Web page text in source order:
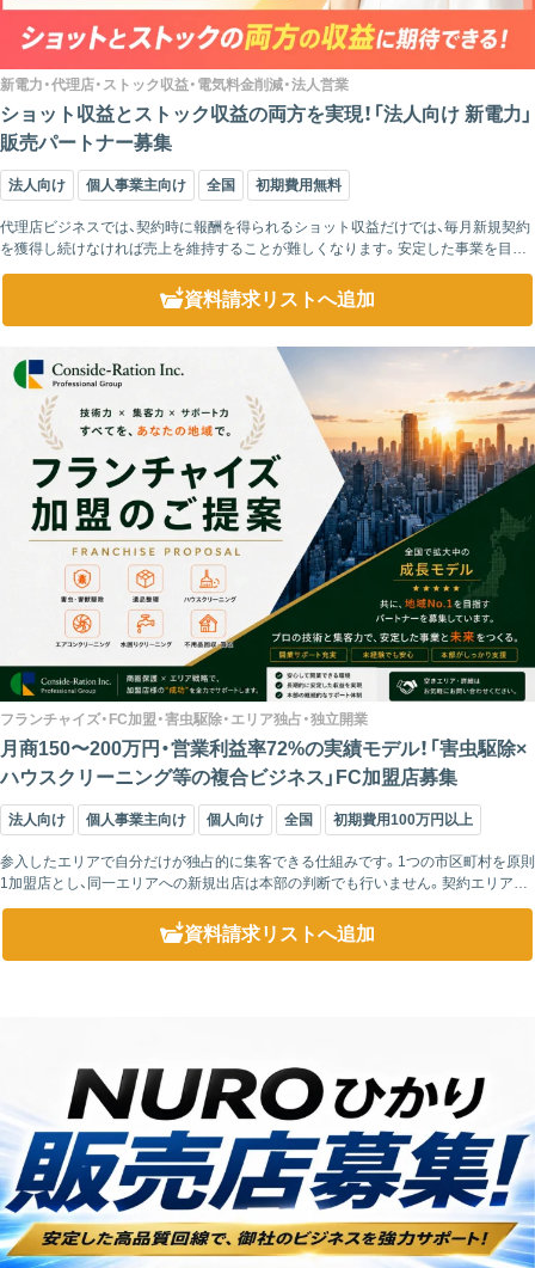
新電力・代理店・ストック収益・電気料金削減・法人営業
ショット収益とストック収益の両方を実現！「法人向け 新電力」
販売パートナー募集
法人向け 個人事業主向け 全国 初期費用無料
代理店ビジネスでは、契約時に報酬を得られるショット収益だけでは、毎月新規契約
を獲得し続けなければ売上を維持することが難しくなります。安定した事業を目指
すためには、継続的に積み上がるストック収益を組み合わせることが重要です。 ...
資料請求リストへ追加
フランチャイズ・FC加盟・害虫駆除・エリア独占・独立開業
月商150〜200万円・営業利益率72%の実績モデル！「害虫駆除×
ハウスクリーニング等の複合ビジネス」FC加盟店募集
法人向け 個人事業主向け 個人向け 全国 初期費用100万円以上
参入したエリアで自分だけが独占的に集客できる仕組みです。1つの市区町村を原則
1加盟店とし、同一エリアへの新規出店は本部の判断でも行いません。契約エリア内
資料請求リストへ追加